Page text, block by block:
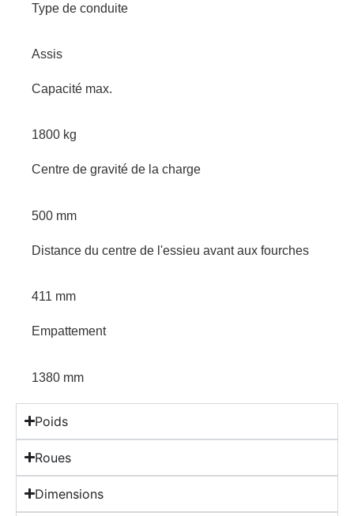
Type de conduite
Assis
Capacité max.
1800 kg
Centre de gravité de la charge
500 mm
Distance du centre de l'essieu avant aux fourches
411 mm
Empattement
1380 mm
Poids
Roues
Dimensions